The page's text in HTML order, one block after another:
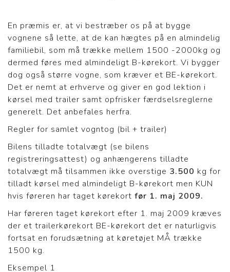
En præmis er, at vi bestræber os på at bygge
vognene så lette, at de kan hægtes på en almindelig
familiebil, som må trække mellem 1500 -2000kg og
dermed føres med almindeligt B-kørekort. Vi bygger
dog også større vogne, som kræver et BE-kørekort.
Det er nemt at erhverve og giver en god lektion i
kørsel med trailer samt opfrisker færdselsreglerne
generelt. Det anbefales herfra.
Regler for samlet vogntog (bil + trailer)
Bilens tilladte totalvægt (se bilens
registreringsattest) og anhængerens tilladte
totalvægt må tilsammen ikke overstige 3.500 kg for
tilladt kørsel med almindeligt B-kørekort men KUN
hvis føreren har taget kørekort før 1. maj 2009.
Har føreren taget kørekort efter 1. maj 2009 kræves
der et trailerkørekort BE-kørekort det er naturligvis
fortsat en forudsætning at køretøjet MÅ trække
1500 kg.
Eksempel 1